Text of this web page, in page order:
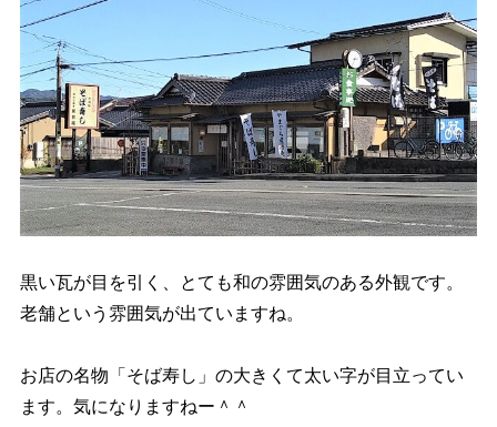
黒い瓦が目を引く、とても和の雰囲気のある外観です。
老舗という雰囲気が出ていますね。
お店の名物「そば寿し」の大きくて太い字が目立ってい
ます。気になりますねー＾＾